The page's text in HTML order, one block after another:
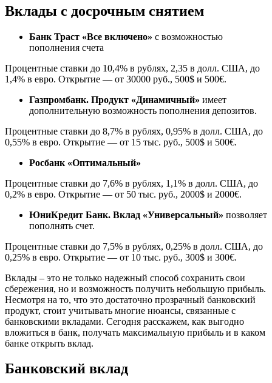
Вклады с досрочным снятием
Банк Траст «Все включено» с возможностью
пополнения счета
Процентные ставки до 10,4% в рублях, 2,35 в долл. США, до
1,4% в евро. Открытие — от 30000 руб., 500$ и 500€.
Газпромбанк. Продукт «Динамичный» имеет
дополнительную возможность пополнения депозитов.
Процентные ставки до 8,7% в рублях, 0,95% в долл. США, до
0,55% в евро. Открытие — от 15 тыс. руб., 500$ и 500€.
Росбанк «Оптимальный»
Процентные ставки до 7,6% в рублях, 1,1% в долл. США, до
0,2% в евро. Открытие — от 50 тыс. руб., 2000$ и 2000€.
ЮниКредит Банк. Вклад «Универсальный» позволяет
пополнять счет.
Процентные ставки до 7,5% в рублях, 0,25% в долл. США, до
0,25% в евро. Открытие — от 10 тыс. руб., 300$ и 300€.
Вклады – это не только надежный способ сохранить свои
сбережения, но и возможность получить небольшую прибыль.
Несмотря на то, что это достаточно прозрачный банковский
продукт, стоит учитывать многие нюансы, связанные с
банковскими вкладами. Сегодня расскажем, как выгодно
вложиться в банк, получать максимальную прибыль и в каком
банке открыть вклад.
Банковский вклад